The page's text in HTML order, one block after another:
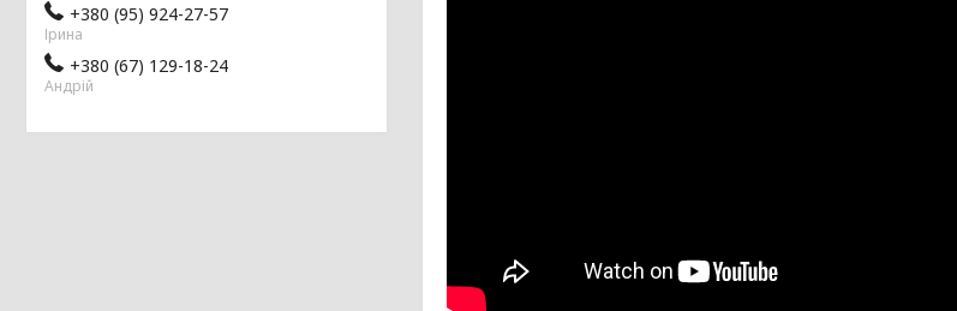
+380 (95) 924-27-57
Ірина
+380 (67) 129-18-24
Андрій